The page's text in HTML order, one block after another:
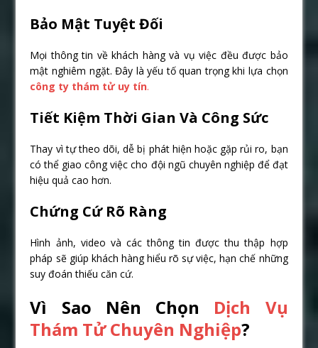
Bảo Mật Tuyệt Đối
Mọi thông tin về khách hàng và vụ việc đều được bảo
mật nghiêm ngặt. Đây là yếu tố quan trọng khi lựa chọn
công ty thám tử uy tín.
Tiết Kiệm Thời Gian Và Công Sức
Thay vì tự theo dõi, dễ bị phát hiện hoặc gặp rủi ro, bạn
có thể giao công việc cho đội ngũ chuyên nghiệp để đạt
hiệu quả cao hơn.
Chứng Cứ Rõ Ràng
Hình ảnh, video và các thông tin được thu thập hợp
pháp sẽ giúp khách hàng hiểu rõ sự việc, hạn chế những
suy đoán thiếu căn cứ.
Vì Sao Nên Chọn Dịch Vụ
Thám Tử Chuyên Nghiệp?